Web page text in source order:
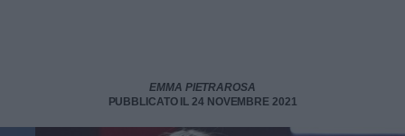
EMMA PIETRAROSA
PUBBLICATO IL 24 NOVEMBRE 2021